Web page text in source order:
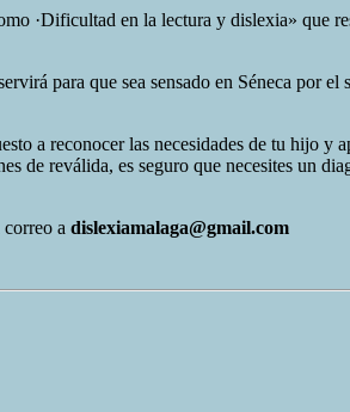
·Dificultad en la lectura y dislexia» que
para que sea sensado en Séneca por el
a reconocer las necesidades de tu hijo y
de reválida, es seguro que necesites un
a dislexiamalaga@gmail.com